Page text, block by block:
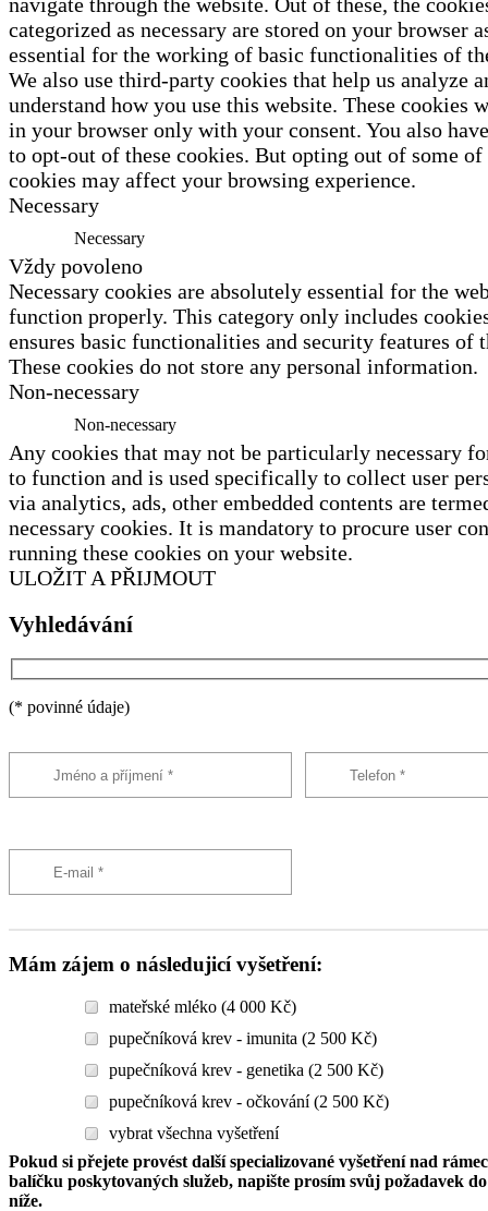
categorized as necessary are stored on your browser
essential for the working of basic functionalities of
We also use third-party cookies that help us analyze
understand how you use this website. These cookies
in your browser only with your consent. You also
to opt-out of these cookies. But opting out of some of
cookies may affect your browsing experience.
Necessary
Necessary
Vždy povoleno
Necessary cookies are absolutely essential for the
function properly. This category only includes
ensures basic functionalities and security features of
These cookies do not store any personal information.
Non-necessary
Non-necessary
Any cookies that may not be particularly necessary
to function and is used specifically to collect user
via analytics, ads, other embedded contents are
necessary cookies. It is mandatory to procure user
running these cookies on your website.
ULOŽIT A PŘIJMOUT
Vyhledávání
(* povinné údaje)
Mám zájem o následujicí vyšetření:
mateřské mléko (4 000 Kč)
pupečníková krev - imunita (2 500 Kč)
pupečníková krev - genetika (2 500 Kč)
pupečníková krev - očkování (2 500 Kč)
vybrat všechna vyšetření
Pokud si přejete provést další specializované vyšetření nad
balíčku poskytovaných služeb, napište prosím svůj požadavek
níže.